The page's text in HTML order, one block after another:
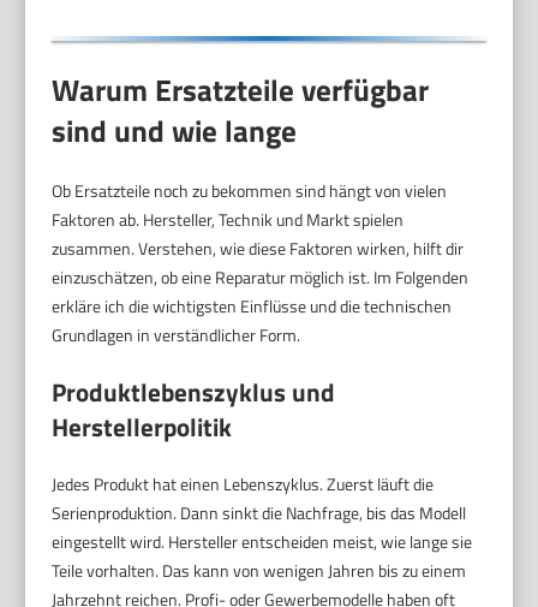
Warum Ersatzteile verfügbar
sind und wie lange
Ob Ersatzteile noch zu bekommen sind hängt von vielen
Faktoren ab. Hersteller, Technik und Markt spielen
zusammen. Verstehen, wie diese Faktoren wirken, hilft dir
einzuschätzen, ob eine Reparatur möglich ist. Im Folgenden
erkläre ich die wichtigsten Einflüsse und die technischen
Grundlagen in verständlicher Form.
Produktlebenszyklus und
Herstellerpolitik
Jedes Produkt hat einen Lebenszyklus. Zuerst läuft die
Serienproduktion. Dann sinkt die Nachfrage, bis das Modell
eingestellt wird. Hersteller entscheiden meist, wie lange sie
Teile vorhalten. Das kann von wenigen Jahren bis zu einem
Jahrzehnt reichen. Profi- oder Gewerbemodelle haben oft